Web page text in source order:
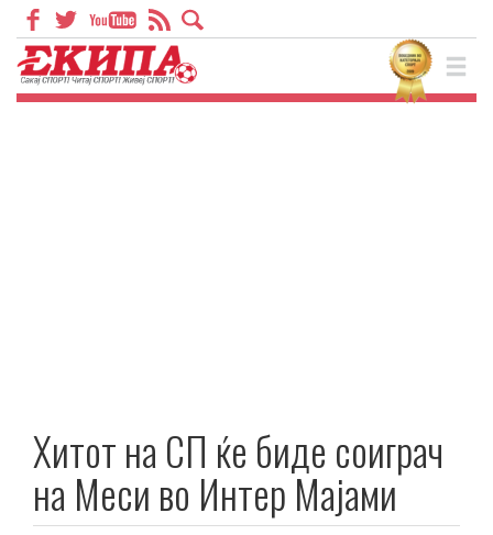
Хитот на СП ќе биде соиграч
на Меси во Интер Мајами